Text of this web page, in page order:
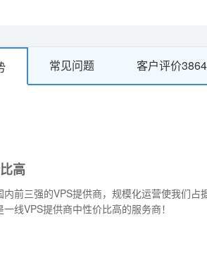
常见问题 客户评价
高
内前三强的VPS提供商，规模化运营使我们占
一线VPS提供商中性价比高的服务商！